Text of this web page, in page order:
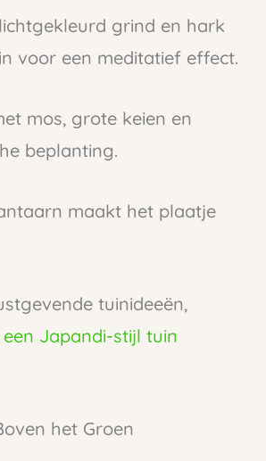
grind en hark
voor een meditatief effect.
mos, grote keien en
beplanting.
maakt het plaatje
tuinideeën,
Japandi-stijl tuin
het Groen